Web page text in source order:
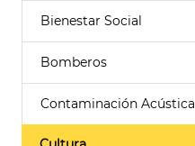
Bienestar Social
Bomberos
Contaminación Acústica